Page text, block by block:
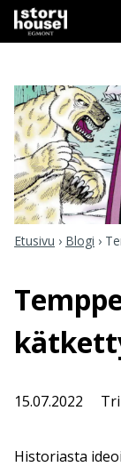
Etusivu › Blogi ›
15.07.2022
Historiasta